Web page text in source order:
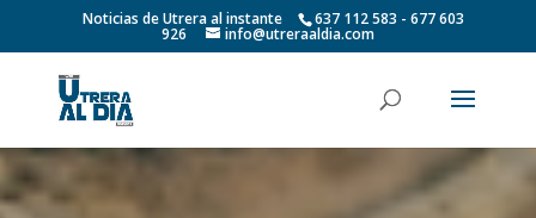
Noticias de Utrera al instante 637 112 583 - 677 603
926 info@utreraaldia.com